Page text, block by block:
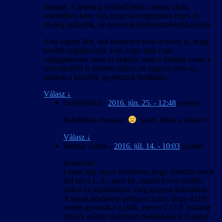
Sehogy. A jelenleg elérhető béta csomag olyan
tekintetben kész van, hogy szövegszinten teljes és
elvileg működik, de nem volt játéktesztelve/finomítva.
Ami engem illet, sok késztetést nem is érzek rá, hogy
tovább foglalkozzak vele, vagy akár csak
végigjátsszam, mert az alapján, amit a fordítás során a
szövegekből le lehetett szűrni, ez nagyon nem az,
aminek a készítők igyekeztek beállítani.
Válasz ↓
0n30fn00n3 - 2016. jún. 25. - 12:48 szerint:
Sajnálattal olvasom.
Azért, köszi a választ!
Válasz ↓
Molnár Ádám - 2016. júl. 14. - 10:03 szerint:
Sziasztok!
Lenne egy olyan kérdésem, hogy stabilitás terén
hol tart a L.A., mert kb. másfél évvel ezelőtt,
mikor én kipróbáltam, még nagyon haldoklott.
A másik kérdésem pedig az lenne, hogy dx10
esetén gyorsult-e a játék, mert a C.O.P. realtime
fények nélkül maximum beállításokon is egész